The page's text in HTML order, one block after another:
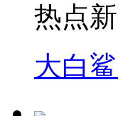
热点
大白